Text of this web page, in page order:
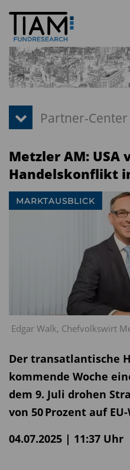
Metzler AM: USA
Handelskonflikt
Edgar Walk, Chefvolkswirt
MARKTAUSBLICK
Der transatlantische
kommende Woche
dem 9. Juli drohen
von 50 Prozent auf
04.07.2025 | 11:37 Uhr